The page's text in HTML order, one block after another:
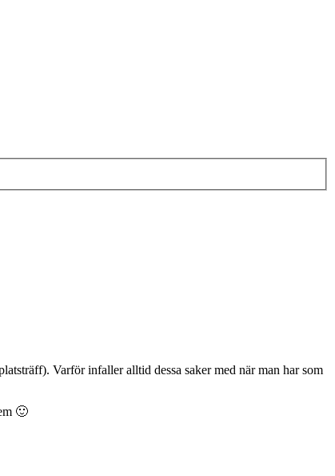
Varför infaller alltid dessa saker med när man har som
🙂